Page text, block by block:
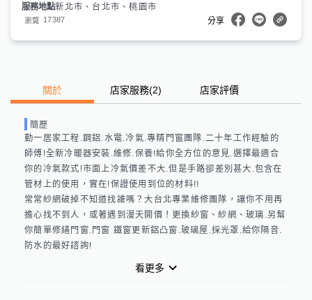
服務地點新北市、台北市、桃園市
瀏覽 17387 分享
關於 店家服務(2) 店家評價
簡歷
勤一居家工程.鋼鋁.水電.冷氣.專精門窗團隊.二十年工作經驗的
師傅!全新冷暖器安裝.維修.保養!給你全方位的意見.選擇最適合
你的冷氣款式!市面上冷氣價差不大.但是手路卻差別甚大.包含在
管材上的使用，實在!保證使用到位的材料!!
常常紗網破掉不知道找誰嗎？大台北專業維修團隊，讓你不用再
擔心找不到人，或著遇到漫天開價！更換紗窗、紗網、玻璃.另幫
你簡單修繕門窗.門窗 鐵窗更新鋁凸窗.玻璃屋.採光罩.給你隔音.
防水的最好諮詢!
看更多